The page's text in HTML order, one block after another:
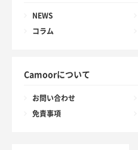
NEWS
コラム
Camoorについて
お問い合わせ
免責事項